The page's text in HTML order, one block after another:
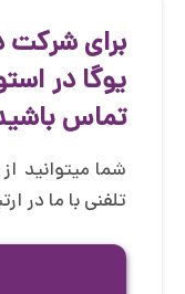
برای
یوگا در
تماس
شما میتوانید
تلفنی با ما در